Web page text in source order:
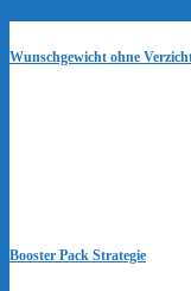
Wunschgewicht ohne
Booster Pack Strategie